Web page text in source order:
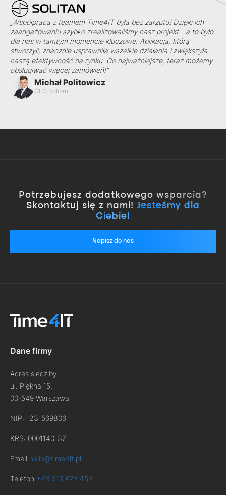
„Współpraca z teamem Time4IT była bez zarzutu! Dzięki ich
zaangażowaniu szybko zrealizowaliśmy nasz projekt - a to było
dla nas w tamtym momencie kluczowe. Aplikacja, którą
stworzyli, znacznie usprawniła wszelkie działania i zwiększyła
naszą efektywność na rynku. Co najważniejsze, teraz możemy
obsługiwać więcej zamówień!”
Michał Politowicz
CEO Solitan
Potrzebujesz dodatkowego wsparcia?
Skontaktuj się z nami! Jesteśmy dla
Ciebie!
Napisz do nas
Dane firmy
Adres siedziby
ul. Piękna 15,
00-549 Warszawa
NIP: 1231569806
KRS: 0001140137
Email hello@time4it.pl
Telefon +48 513 674 454